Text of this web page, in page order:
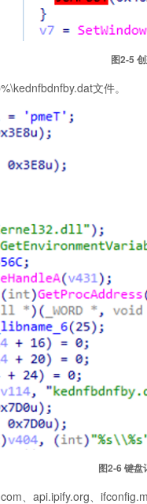
图2‑5
文件。
图2‑6 键
、api.ipify.org、